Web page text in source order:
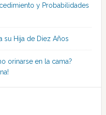
y Probabilidades
su Hija de Diez Años
orinarse en la cama?